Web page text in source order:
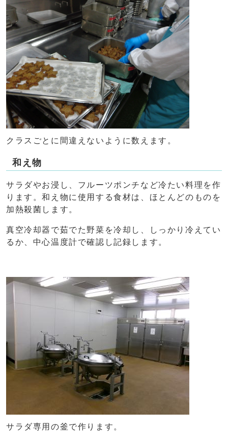
クラスごとに間違えないように数えます。
和え物
サラダやお浸し、フルーツポンチなど冷たい料理を作
ります。和え物に使用する食材は、ほとんどのものを
加熱殺菌します。
真空冷却器で茹でた野菜を冷却し、しっかり冷えてい
るか、中心温度計で確認し記録します。
サラダ専用の釜で作ります。